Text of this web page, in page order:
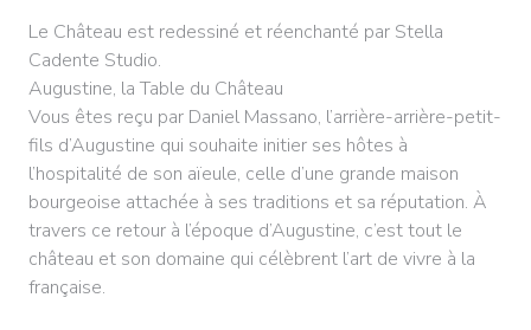
Le Château est redessiné et réenchanté par Stella
Cadente Studio.
Augustine, la Table du Château
Vous êtes reçu par Daniel Massano, l’arrière-arrière-petit-
fils d’Augustine qui souhaite initier ses hôtes à
l’hospitalité de son aïeule, celle d’une grande maison
bourgeoise attachée à ses traditions et sa réputation. À
travers ce retour à l’époque d’Augustine, c’est tout le
château et son domaine qui célèbrent l’art de vivre à la
française.